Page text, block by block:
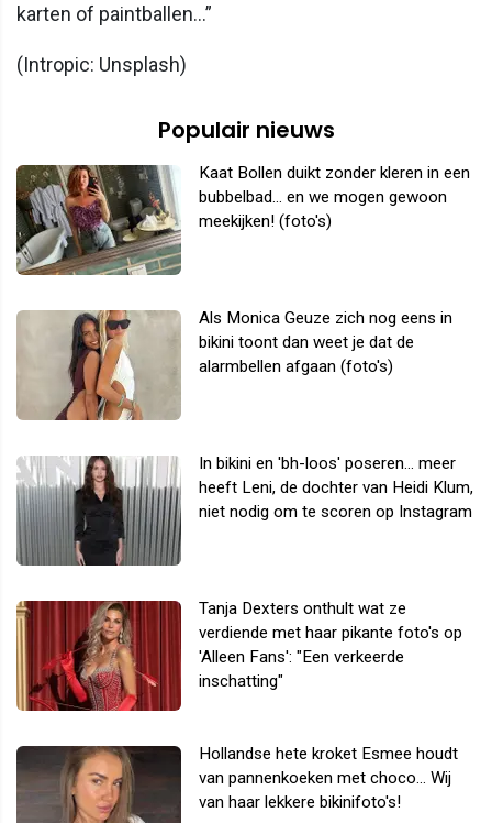
karten of paintballen…”
(Intropic: Unsplash)
Populair nieuws
Kaat Bollen duikt zonder kleren in een
bubbelbad... en we mogen gewoon
meekijken! (foto's)
Als Monica Geuze zich nog eens in
bikini toont dan weet je dat de
alarmbellen afgaan (foto's)
In bikini en 'bh-loos' poseren... meer
heeft Leni, de dochter van Heidi Klum,
niet nodig om te scoren op Instagram
Tanja Dexters onthult wat ze
verdiende met haar pikante foto's op
'Alleen Fans': "Een verkeerde
inschatting"
Hollandse hete kroket Esmee houdt
van pannenkoeken met choco... Wij
van haar lekkere bikinifoto's!